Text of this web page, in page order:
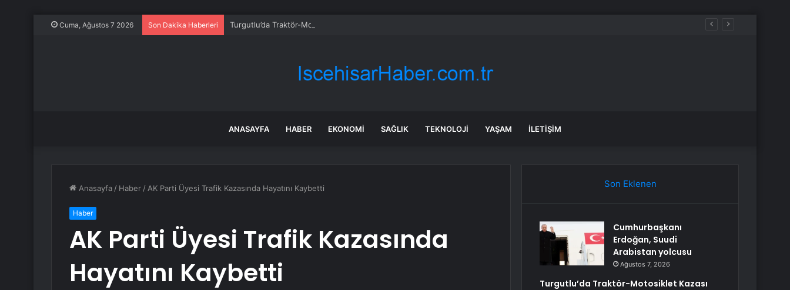
Cuma, Ağustos 7 2026 Son Dakika Haberleri Turgutlu’da Traktör-Motosiklet Kazası
ANASAYFA HABER EKONOMI SAĞLIK TEKNOLOJI YAŞAM İLETIŞIM
Anasayfa / Haber / AK Parti Üyesi Trafik Kazasında Hayatını Kaybetti
Haber
AK Parti Üyesi Trafik Kazasında
Hayatını Kaybetti
Son Eklenen
Cumhurbaşkanı
Erdoğan, Suudi
Arabistan yolcusu
Ağustos 7, 2026
Turgutlu’da Traktör-Motosiklet Kazası